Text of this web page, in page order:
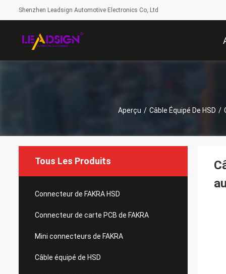
Shenzhen Leadsign Automotive Electronics Co,.Ltd
Aperçu / Câble Équipé De HSD /
Tous Les Produits
Connecteur de FAKRA HSD
Connecteur de carte PCB de FAKRA
Mini connecteurs de FAKRA
Câble équipé de HSD